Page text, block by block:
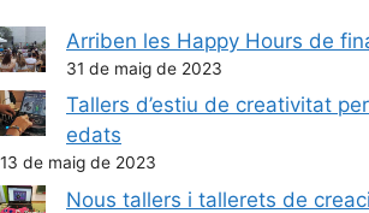
Arriben les Happy Hours de
31 de maig de 2023
Tallers d’estiu de creativitat
edats
13 de maig de 2023
Nous tallers i tallerets de